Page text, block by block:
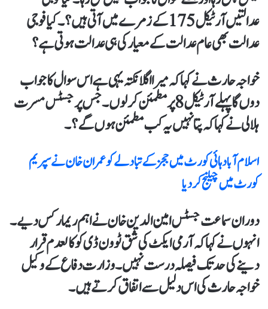
عدالتیں آرٹیکل 175 کے زمرے میں آتی ہیں؟۔کیا فوجی
عدالت بھی عام عدالت کےمعیار کی ہی عدالت ہوتی ہے؟
خواجہ حارث نے کہاکہ میرا اگلا نکتہ یہی ہے اس سوال کا جواب
دوں گا پہلے آرٹیکل 8 پر مطمئن کرلوں۔جس پر جسٹس مسرت
ہلالی نے کہاکہ پتا نہیں یہ کب مطمئن ہوں گے؟۔
اسلام آباد ہائی کورٹ میں ججز کے تبادلے کو عمران خان نے سپریم
کورٹ میں چیلنج کر دیا
دوران سماعت جسٹس امین الدین خان نے اہم ریمارکس دیے۔
انہوں نے کہاکہ آرمی ایکٹ کی شق ٹو ون ڈی کو کالعدم قرار
دینےکی حد تک فیصلہ درست نہیں۔ وزارت دفاع کےوکیل
خواجہ حارث کی اس دلیل سے اتفاق کرتے ہیں۔